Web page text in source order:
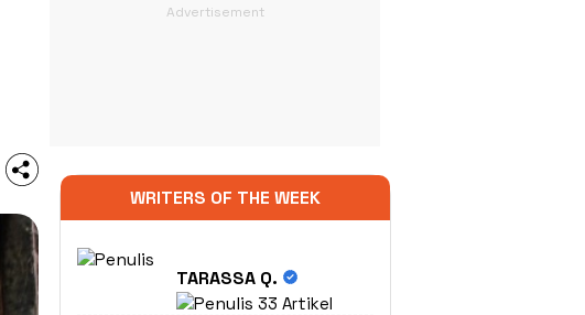
WRITERS OF THE WEEK
TARASSA Q.
33 Artikel